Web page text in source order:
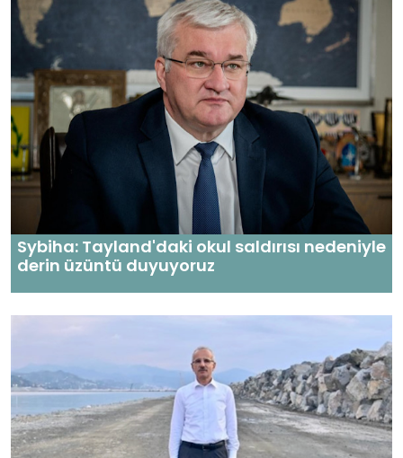
Sybiha: Tayland'daki okul saldırısı nedeniyle
derin üzüntü duyuyoruz